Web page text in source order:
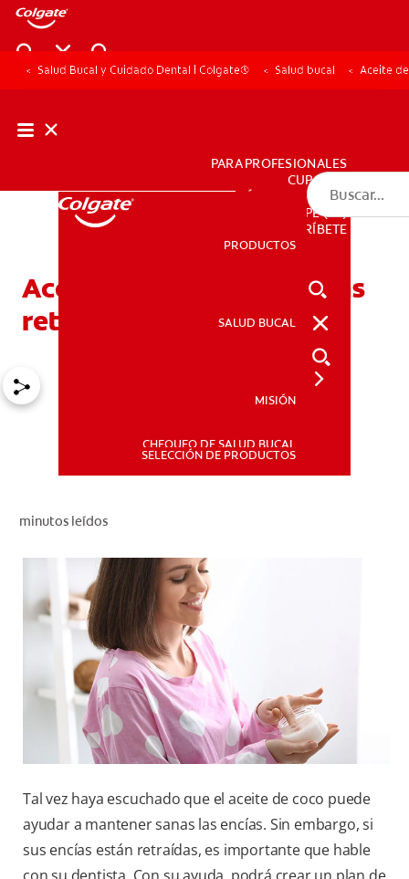
PRODUCTOS
DÓNDE COMPRAR
PE (ES)
PARA PROFESIONALES
CUPONES
DÓNDE COMPRAR
PE (ES)
SUSCRÍBETE
PRODUCTOS
SALUD BUCAL
MISIÓN
CHEQUEO DE SALUD BUCAL
SELECCIÓN DE PRODUCTOS
Salud Bucal y Cuidado Dental | Colgate® Salud bucal Aceite
Aceite de coco para encías
retraídas: ¿Funciona?
minutos leídos
Tal vez haya escuchado que el aceite de coco puede
ayudar a mantener sanas las encías. Sin embargo, si
sus encías están retraídas, es importante que hable